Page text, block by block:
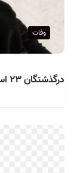
وفات
درگذشتگان ۲۳ اسفند سینما ، تئاتر و موسیقی؛ علی معلم